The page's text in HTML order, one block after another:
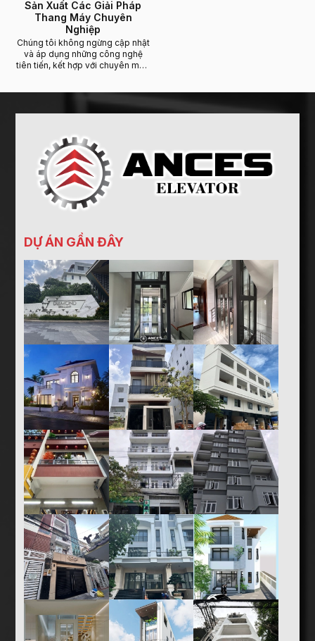
Sản Xuất Các Giải Pháp
Thang Máy Chuyên
Nghiệp
Chúng tôi không ngừng cập nhật
và áp dụng những công nghệ
tiên tiến, kết hợp với chuyên môn
DỰ ÁN GẦN ĐÂY